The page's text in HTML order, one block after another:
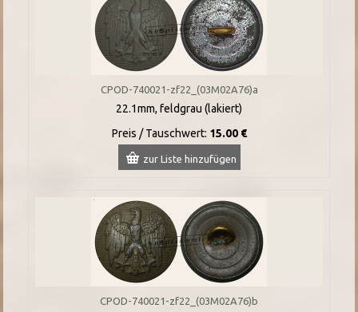
CPOD-740021-zf22_(03M02A76)a
22.1mm, feldgrau (lakiert)
Preis / Tauschwert: 15.00 €
zur Liste hinzufügen
CPOD-740021-zf22_(03M02A76)b